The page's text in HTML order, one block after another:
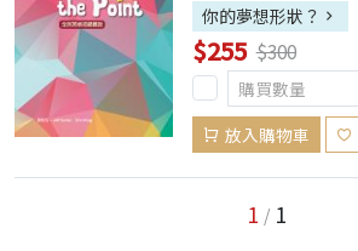
你的夢想形狀？
$255 $300
放入購物車
1 / 1